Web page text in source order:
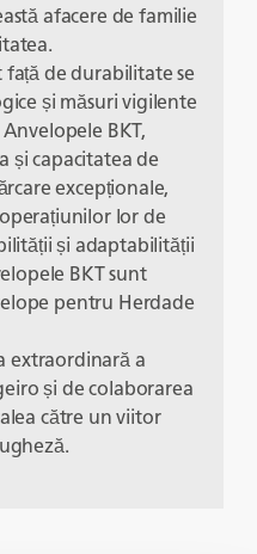
afacere de familie
de durabilitate se
și măsuri vigilente
BKT,
și capacitatea de
excepționale,
lor de
și adaptabilității
BKT sunt
pentru Herdade
extraordinară a
și de colaborarea
către un viitor